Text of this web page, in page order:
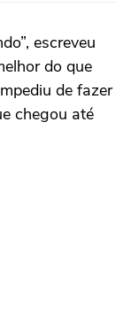
escreveu
do que
de fazer
chegou até